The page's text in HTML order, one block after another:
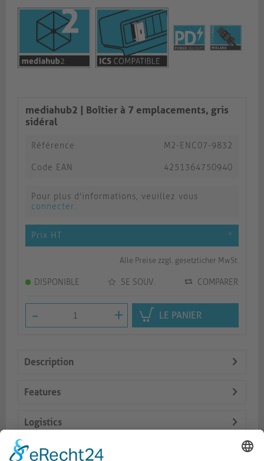
mediahub2 | Boîtier à 7 emplacements, gris
sidéral
Référence M2-ENC07-9832
Code EAN 4251364750940
Pour plus d'informations, veuillez vous
connecter.
Prix HT *
Alle Preise zzgl. gesetzlicher MwSt.
DISPONIBLE SE SOUV. COMPARER
- + LE PANIER
Description
Features
Logistics
Dokumente